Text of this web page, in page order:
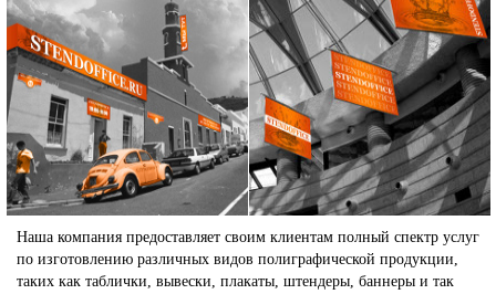
Наша компания предоставляет своим клиентам полный спектр услуг
по изготовлению различных видов полиграфической продукции,
таких как таблички, вывески, плакаты, штендеры, баннеры и так